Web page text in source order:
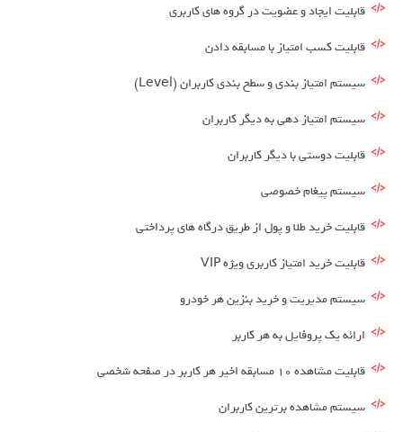
قابلیت ایجاد و عضویت در گروه های کاربری
قابلیت کسب امتیاز با مسابقه دادن
سیستم امتیاز بندی و سطح بندی کاربران (Level)
سیستم امتیاز دهی به دیگر کاربران
قابلیت دوستی با دیگر کاربران
سیستم پیغام خصوصی
قابلیت خرید طلا و پول از طریق درگاه های پرداختی
قابلیت خرید امتیاز کاربری ویژه VIP
سیستم مدیریت و خرید بنزین هر خودرو
ارائه یک پروفایل به هر کاربر
قابلیت مشاهده 10 مسابقه اخیر هر کاربر در صفحه شخصی
سیستم مشاهده برترین کاربران